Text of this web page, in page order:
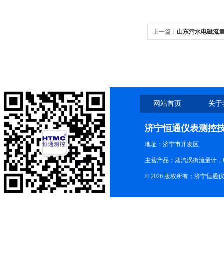
上一篇： 山东污水电磁流
网站首页 关
济宁恒通仪表测控
地址：济宁市开发区
主营产品：蒸汽涡街流量计
© 2026 版权所有：济宁恒通